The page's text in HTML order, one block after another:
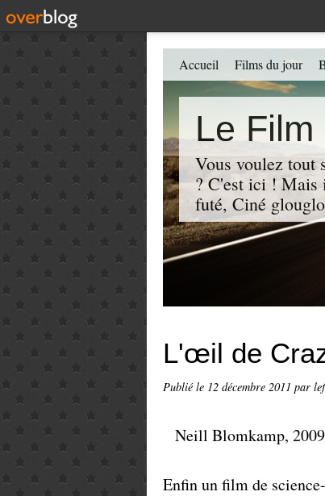
Le
Vous voulez tout
? C'est ici ! Mais
futé, Ciné
Accueil Films du jour
L'œil de
Publié le 12 décembre 2011 par
Neill Blomkamp,
Enfin un film de